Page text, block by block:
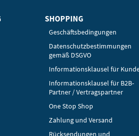
SHOPPING
Geschäftsbedingungen
Datenschutzbestimmungen
gemäß DSGVO
Informationsklausel für
Informationsklausel für B2B-
Partner / Vertragspartner
One Stop Shop
Zahlung und Versand
Rücksendungen und